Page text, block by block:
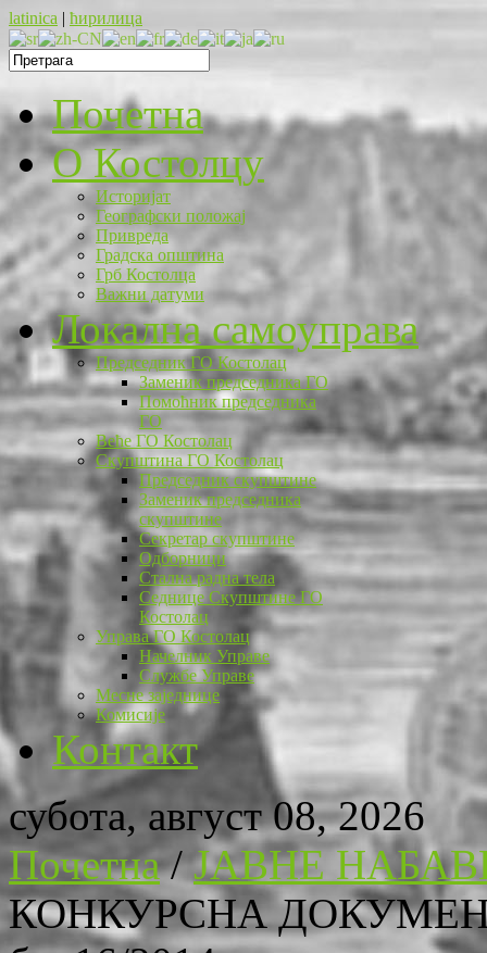
latinica | ћирилица
Почетна
O Костолцу
Историјат
Географски положај
Привреда
Градска општина
Грб Костолца
Важни датуми
Локална самоуправа
Председник ГО Костолац
Заменик председника ГО
Помоћник председника
ГО
Веће ГО Костолац
Скупштина ГО Костолац
Председник скупштине
Заменик председника
скупштине
Секретар скупштине
Одборници
Стална радна тела
Седнице Скупштине ГО
Костолац
Управа ГО Костолац
Начелник Управе
Службе Управе
Месне заједнице
Комисије
Контакт
субота, август 08, 2026
Почетна/ЈАВНЕ
КОНКУРСНА